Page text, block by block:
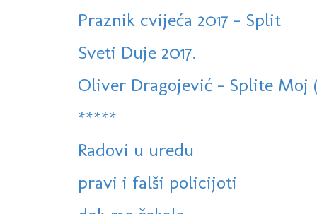
Praznik cvijeća 2017 - Split
Sveti Duje 2017.
Oliver Dragojević - Splite Moj
*****
Radovi u uredu
pravi i falši policijoti